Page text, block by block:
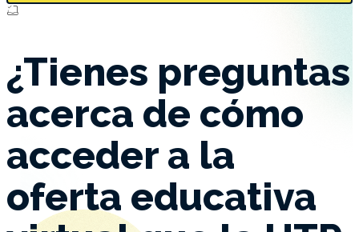
¿Tienes preguntas
acerca de cómo
acceder a la
oferta educativa